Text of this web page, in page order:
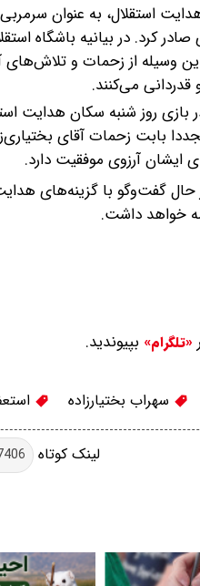
استقلال، به عنوان
کرد. در بیانیه باشگاه
وسیله از زحمات و
می‌کنند.
روز شنبه سکان هدایت
مجددا بابت زحمات آقای
ایشان آرزوی موفقیت دارد.
گفت‌و‌گو با گزینه‌های
خواهد داشت.
«تلگرام» بپیوندید.
سهراب بختیارزاده
لینک کوتاه